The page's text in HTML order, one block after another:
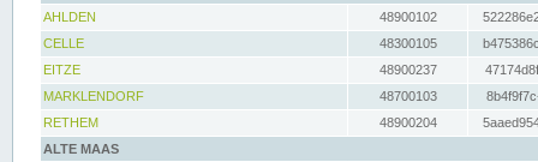
AHLDEN
48900102
CELLE
48300105
EITZE
48900237
MARKLENDORF
48700103
RETHEM
48900204
ALTE MAAS